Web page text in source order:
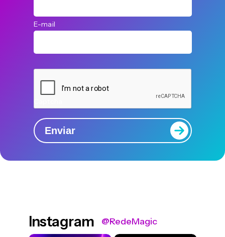
E-mail
Enviar
Instagram @RedeMagic